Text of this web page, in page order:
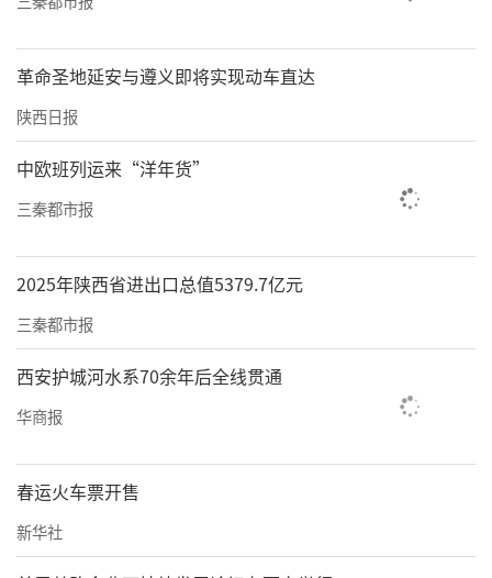
革命圣地延安与遵义即将实现动车直达
陕西日报
中欧班列运来“洋年货”
三秦都市报
2025年陕西省进出口总值5379.7亿元
三秦都市报
西安护城河水系70余年后全线贯通
华商报
春运火车票开售
新华社